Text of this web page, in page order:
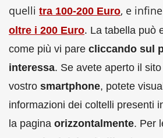
quelli tra 100-200 Euro, e infine
oltre i 200 Euro. La tabella può
come più vi pare cliccando sul
interessa. Se avete aperto il sito
vostro smartphone, potete
informazioni dei coltelli presenti
la pagina orizzontalmente. Per